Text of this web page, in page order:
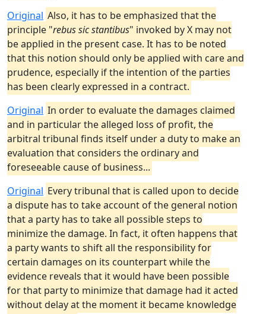
Original Also, it has to be emphasized that the
principle "rebus sic stantibus" invoked by X may not
be applied in the present case. It has to be noted
that this notion should only be applied with care and
prudence, especially if the intention of the parties
has been clearly expressed in a contract.
Original In order to evaluate the damages claimed
and in particular the alleged loss of profit, the
arbitral tribunal finds itself under a duty to make an
evaluation that considers the ordinary and
foreseeable cause of business...
Original Every tribunal that is called upon to decide
a dispute has to take account of the general notion
that a party has to take all possible steps to
minimize the damage. In fact, it often happens that
a party wants to shift all the responsibility for
certain damages on its counterpart while the
evidence reveals that it would have been possible
for that party to minimize that damage had it acted
without delay at the moment it became knowledge